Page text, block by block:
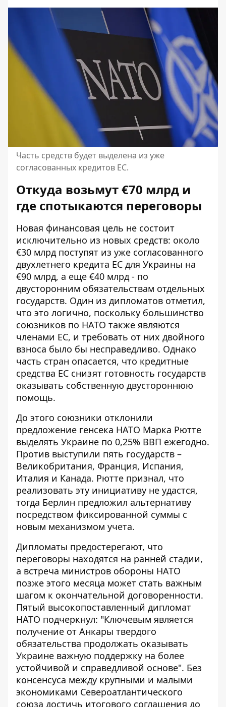
Часть средств будет выделена из уже
согласованных кредитов ЕС.
Откуда возьмут €70 млрд и
где спотыкаются переговоры
Новая финансовая цель не состоит
исключительно из новых средств: около
€30 млрд поступят из уже согласованного
двухлетнего кредита ЕС для Украины на
€90 млрд, а еще €40 млрд - по
двусторонним обязательствам отдельных
государств. Один из дипломатов отметил,
что это логично, поскольку большинство
союзников по НАТО также являются
членами ЕС, и требовать от них двойного
взноса было бы несправедливо. Однако
часть стран опасается, что кредитные
средства ЕС снизят готовность государств
оказывать собственную двустороннюю
помощь.
До этого союзники отклонили
предложение генсека НАТО Марка Рютте
выделять Украине по 0,25% ВВП ежегодно.
Против выступили пять государств –
Великобритания, Франция, Испания,
Италия и Канада. Рютте признал, что
реализовать эту инициативу не удастся,
тогда Берлин предложил альтернативу
посредством фиксированной суммы с
новым механизмом учета.
Дипломаты предостерегают, что
переговоры находятся на ранней стадии,
а встреча министров обороны НАТО
позже этого месяца может стать важным
шагом к окончательной договоренности.
Пятый высокопоставленный дипломат
НАТО подчеркнул: "Ключевым является
получение от Анкары твердого
обязательства продолжать оказывать
Украине важную поддержку на более
устойчивой и справедливой основе". Без
консенсуса между крупными и малыми
экономиками Североатлантического
союза достичь итогового соглашения до